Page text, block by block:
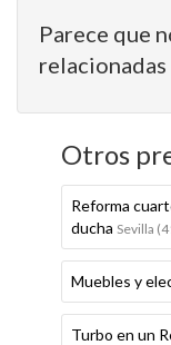
Parece que
relacionadas
Otros
Reforma
ducha Sevilla
Muebles y
Turbo en un